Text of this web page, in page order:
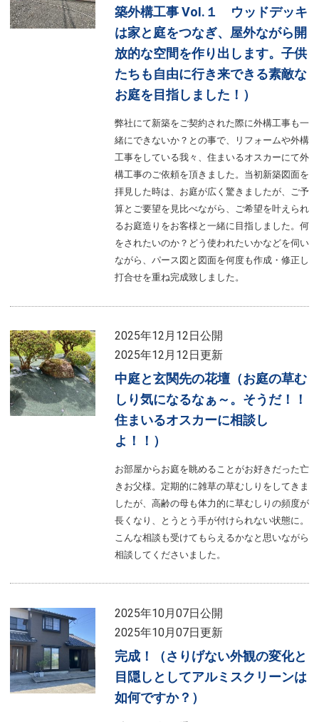
築外構工事 VoI.１ ウッドデッキ
は家と庭をつなぎ、屋外ながら開
放的な空間を作り出します。子供
たちも自由に行き来できる素敵な
お庭を目指しました！）
弊社にて新築をご契約された際に外構工事も一
緒にできないか？との事で、リフォームや外構
工事をしている我々、住まいるオスカーにて外
構工事のご依頼を頂きました。当初新築図面を
拝見した時は、お庭が広く驚きましたが、ご予
算とご要望を見比べながら、ご希望を叶えられ
るお庭造りをお客様と一緒に目指しました。何
をされたいのか？どう使われたいかなどを伺い
ながら、パース図と図面を何度も作成・修正し
打合せを重ね完成致しました。
2025年12月12日公開
2025年12月12日更新
中庭と玄関先の花壇（お庭の草む
しり気になるなぁ～。そうだ！！
住まいるオスカーに相談し
よ！！）
お部屋からお庭を眺めることがお好きだった亡
きお父様。定期的に雑草の草むしりをしてきま
したが、高齢の母も体力的に草むしりの頻度が
長くなり、とうとう手が付けられない状態に。
こんな相談も受けてもらえるかなと思いながら
相談してくださいました。
2025年10月07日公開
2025年10月07日更新
完成！（さりげない外観の変化と
目隠しとしてアルミスクリーンは
如何ですか？）